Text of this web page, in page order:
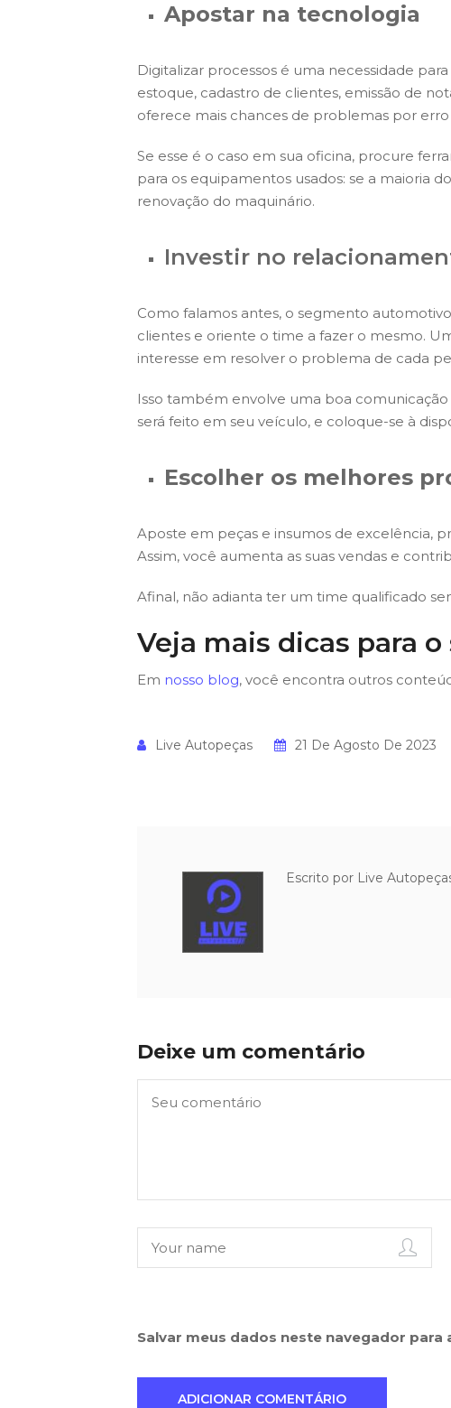
Apostar na tecnologia
Digitalizar processos é uma necessidade
estoque, cadastro de clientes, emissão de
oferece mais chances de problemas por
Se esse é o caso em sua oficina, procure
para os equipamentos usados: se a maioria
renovação do maquinário.
Investir no
Como falamos antes, o segmento
clientes e oriente o time a fazer o mesmo.
interesse em resolver o problema de cada
Isso também envolve uma boa
será feito em seu veículo, e coloque-se à
Escolher os melhores
Aposte em peças e insumos de excelência,
Assim, você aumenta as suas vendas e
Afinal, não adianta ter um time qualificado
Veja mais dicas para
Em nosso blog, você encontra outros
Live Autopeças 21 De Agosto De 2023
Escrito por Live
Deixe um comentário
Salvar meus dados neste navegador